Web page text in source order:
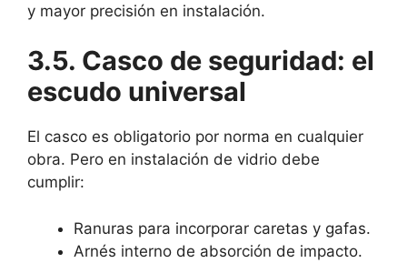
y mayor precisión en instalación.
3.5. Casco de seguridad: el
escudo universal
El casco es obligatorio por norma en cualquier
obra. Pero en instalación de vidrio debe
cumplir:
Ranuras para incorporar caretas y gafas.
Arnés interno de absorción de impacto.